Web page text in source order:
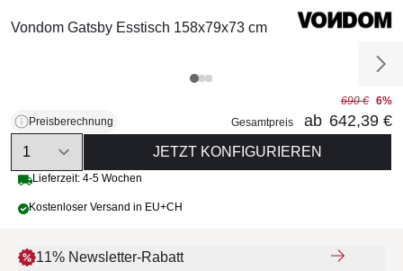
Vondom Gatsby Esstisch 158x79x73 cm
Preisberechnung
690 € 6%
Gesamtpreis
ab 642,39 €
Quantity
JETZT KONFIGURIEREN
Lieferzeit: 4-5 Wochen
Kostenloser Versand in EU+CH
11% Newsletter-Rabatt